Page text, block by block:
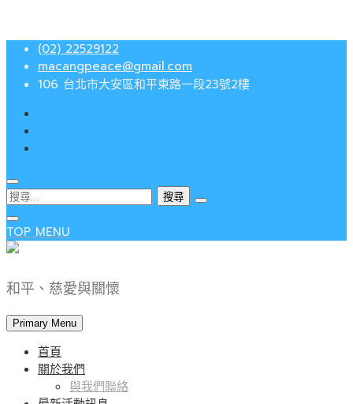
Skip
content
(02) 22529122
macangpeace@gmail.com
106 台北市大安區和平東路一段23號2樓
搜
尋
關
鍵
TOP MENU
和平、慈愛與關懷
Primary Menu
首頁
關於我們
與我們聯絡